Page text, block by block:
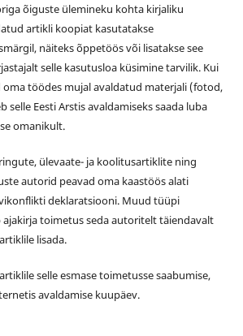
õiguste ülemineku kohta kirjaliku
artikli koopiat kasutatakse
näiteks õppetöös või lisatakse see
selle kasutusloa küsimine tarvilik. Kui
töödes mujal avaldatud materjali (fotod,
selle Eesti Arstis avaldamiseks saada luba
omanikult.
ülevaate- ja koolitusartiklite ning
autorid peavad oma kaastöös alati
deklaratsiooni. Muud tüüpi
toimetus seda autoritelt täiendavalt
lisada.
selle esmase toimetusse saabumise,
avaldamise kuupäev.